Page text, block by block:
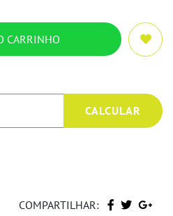
COMPARTILHAR: